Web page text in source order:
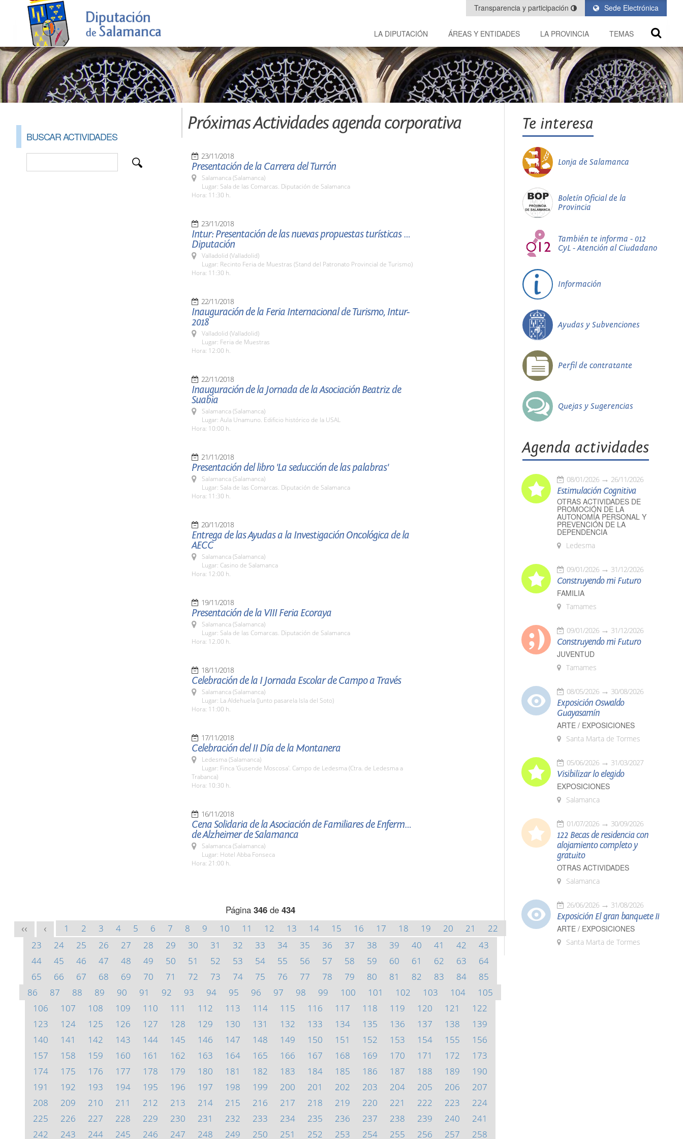
Sede Electrónica
Transparencia y participación
LA DIPUTACIÓN ÁREAS Y ENTIDADES LA PROVINCIA TEMAS
BUSCAR ACTIVIDADES
Próximas Actividades agenda corporativa
23/11/2018
Presentación de la Carrera del Turrón
Salamanca (Salamanca)
Lugar: Sala de las Comarcas. Diputación de Salamanca
Hora: 11:30 h.
23/11/2018
Intur: Presentación de las nuevas propuestas turísticas de
Diputación
Valladolid (Valladolid)
Lugar: Recinto Feria de Muestras (Stand del Patronato Provincial de Turismo)
Hora: 11:30 h.
22/11/2018
Inauguración de la Feria Internacional de Turismo, Intur-
2018
Valladolid (Valladolid)
Lugar: Feria de Muestras
Hora: 12:00 h.
22/11/2018
Inauguración de la Jornada de la Asociación Beatriz de
Suabia
Salamanca (Salamanca)
Lugar: Aula Unamuno. Edificio histórico de la USAL
Hora: 10:00 h.
21/11/2018
Presentación del libro 'La seducción de las palabras'
Salamanca (Salamanca)
Lugar: Sala de las Comarcas. Diputación de Salamanca
Hora: 11:30 h.
20/11/2018
Entrega de las Ayudas a la Investigación Oncológica de la
AECC
Salamanca (Salamanca)
Lugar: Casino de Salamanca
Hora: 12:00 h.
19/11/2018
Presentación de la VIII Feria Ecoraya
Salamanca (Salamanca)
Lugar: Sala de las Comarcas. Diputación de Salamanca
Hora: 12.00 h.
18/11/2018
Celebración de la I Jornada Escolar de Campo a Través
Salamanca (Salamanca)
Lugar: La Aldehuela (Junto pasarela Isla del Soto)
Hora: 11:00 h.
17/11/2018
Celebración del II Día de la Montanera
Ledesma (Salamanca)
Lugar: Finca 'Gusende Moscosa'. Campo de Ledesma (Ctra. de Ledesma a
Trabanca)
Hora: 10:30 h.
16/11/2018
Cena Solidaria de la Asociación de Familiares de Enfermos
de Alzheimer de Salamanca
Salamanca (Salamanca)
Lugar: Hotel Abba Fonseca
Hora: 21:00 h.
Página 346de 434
<< < 1 2 3 4 5 6 7 8 9 10 11 12 13 14 15 16 17 18 19 20 21
22
23
24 25 26 27 28 29 30 31 32 33 34 35 36 37 38 39 40 41 42
43
44
45 46 47 48 49 50 51 52 53 54 55 56 57 58 59 60 61 62 63
64
65
66 67 68 69 70 71 72 73 74 75 76 77 78 79 80 81 82 83 84
85
86
87 88 89 90 91 92 93 94 95 96 97 98 99 100 101 102 103 104
105
106
107 108 109 110 111 112 113 114 115 116 117 118 119 120 121
122
123
124 125 126 127 128 129 130 131 132 133 134 135 136 137 138
139
140
141 142 143 144 145 146 147 148 149 150 151 152 153 154 155
156
157
158 159 160 161 162 163 164 165 166 167 168 169 170 171 172
173
174
175 176 177 178 179 180 181 182 183 184 185 186 187 188 189
190
191
192 193 194 195 196 197 198 199 200 201 202 203 204 205 206
207
208
209 210 211 212 213 214 215 216 217 218 219 220 221 222 223
224
225
226 227 228 229 230 231 232 233 234 235 236 237 238 239 240
241
242
243 244 245 246 247 248 249 250 251 252 253 254 255 256 257 258
Te interesa
Lonja de Salamanca
Boletín Oficial de la
Provincia
También te informa - 012
CyL - Atención al Ciudadano
Información
Ayudas y Subvenciones
Perfil de contratante
Quejas y Sugerencias
Agenda actividades
08/01/2026 26/11/2026
Estimulación Cognitiva
OTRAS ACTIVIDADES DE
PROMOCIÓN DE LA
AUTONOMÍA PERSONAL Y
PREVENCIÓN DE LA
DEPENDENCIA
Ledesma
09/01/2026 31/12/2026
Construyendo mi Futuro
FAMILIA
Tamames
09/01/2026 31/12/2026
Construyendo mi Futuro
JUVENTUD
Tamames
08/05/2026 30/08/2026
Exposición Oswaldo
Guayasamín
ARTE / EXPOSICIONES
Santa Marta de Tormes
05/06/2026 31/03/2027
Visibilizar lo elegido
EXPOSICIONES
Salamanca
01/07/2026 30/09/2026
122 Becas de residencia con
alojamiento completo y
gratuito
OTRAS ACTIVIDADES
Salamanca
26/06/2026 31/08/2026
Exposición El gran banquete II
ARTE / EXPOSICIONES
Santa Marta de Tormes